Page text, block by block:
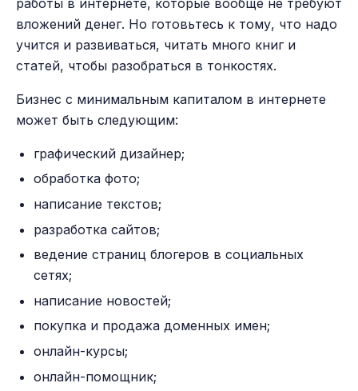
вложений денег. Но готовьтесь к тому, что надо
учится и развиваться, читать много книг и
статей, чтобы разобраться в тонкостях.
Бизнес с минимальным капиталом в интернете
может быть следующим:
графический дизайнер;
обработка фото;
написание текстов;
разработка сайтов;
ведение страниц блогеров в социальных
сетях;
написание новостей;
покупка и продажа доменных имен;
онлайн-курсы;
онлайн-помощник;